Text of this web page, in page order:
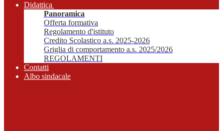
Didattica
Panoramica
Offerta formativa
Regolamento d'istituto
Credito Scolastico a.s. 2025-2026
Griglia di comportamento a.s. 2025/2026
REGOLAMENTI
Contatti
Albo sindacale